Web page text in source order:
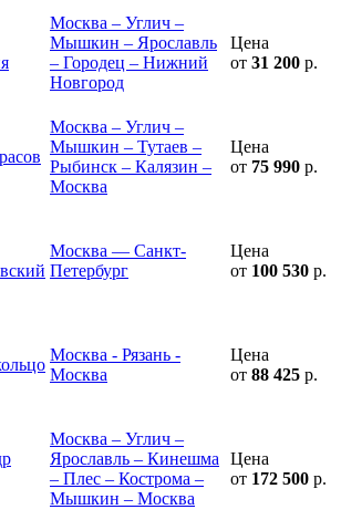
Москва – Углич –
Мышкин – Ярославль
– Городец – Нижний
Новгород
Цена
от 31 200 р.
Москва – Углич –
Мышкин – Тутаев –
Рыбинск – Калязин –
Москва
Цена
от 75 990 р.
Москва — Санкт-
Петербург
Цена
от 100 530 р.
Москва - Рязань -
Москва
Цена
от 88 425 р.
Москва – Углич –
Ярославль – Кинешма
– Плес – Кострома –
Мышкин – Москва
Цена
от 172 500 р.